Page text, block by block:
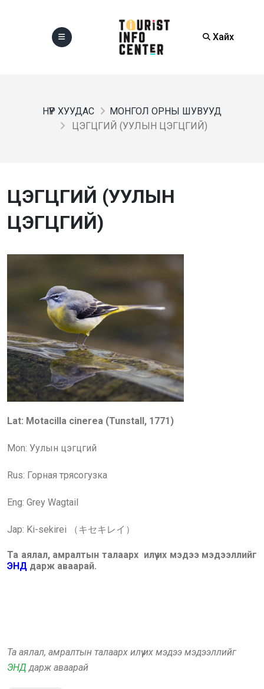
Хайх
НҮҮР ХУУДАС
МОНГОЛ ОРНЫ ШУВУУД
ЦЭГЦГИЙ (УУЛЫН ЦЭГЦГИЙ)
ЦЭГЦГИЙ (УУЛЫН
ЦЭГЦГИЙ)
Lat: Motacilla cinerea (Tunstall, 1771)
Mon: Уулын цэгцгий
Rus: Горная трясогузка
Eng: Grey Wagtail
Jap: Ki-sekirei （キセキレイ）
Та аялал, амралтын талаарх илүү их мэдээ мэдээллийг
ЭНД дарж аваарай.
Та аялал, амралтын талаарх илүү их мэдээ мэдээллийг
ЭНД дарж аваарай